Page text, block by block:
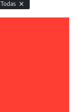
Todas